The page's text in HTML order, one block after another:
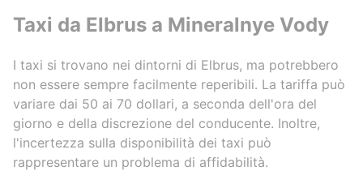
cars are
last
will
my
Taxi da Elbrus a Mineralnye Vody
I taxi si trovano nei dintorni di Elbrus, ma potrebbero
non essere sempre facilmente reperibili. La tariffa può
variare dai 50 ai 70 dollari, a seconda dell'ora del
giorno e della discrezione del conducente. Inoltre,
l'incertezza sulla disponibilità dei taxi può
rappresentare un problema di affidabilità.